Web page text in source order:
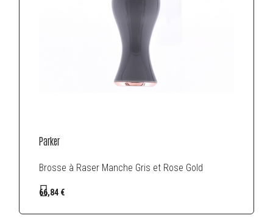
Parker
Brosse à Raser Manche Gris et Rose Gold
66,84 €